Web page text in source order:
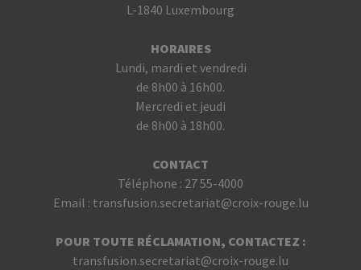
L-1840 Luxembourg
HORAIRES
Lundi, mardi et vendredi
de 8h00 à 16h00.
Mercredi et jeudi
de 8h00 à 18h00.
CONTACT
Téléphone : 27 55-4000
Email : transfusion.secretariat@croix-rouge.lu
POUR TOUTE RÉCLAMATION, CONTACTEZ :
transfusion.secretariat@croix-rouge.lu